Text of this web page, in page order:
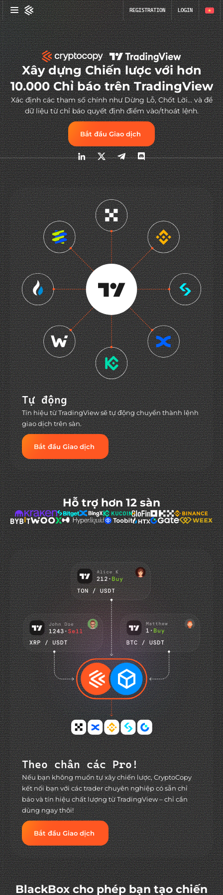
REGISTRATION LOGIN
Xây dựng Chiến lược với hơn
10.000 Chỉ báo trên TradingView
Xác định các tham số chính như Dừng Lỗ, Chốt Lời… và để
dữ liệu từ chỉ báo quyết định điểm vào/thoát lệnh.
Bắt đầu Giao dịch
Tự động
Tín hiệu từ TradingView sẽ tự động chuyển thành lệnh
giao dịch trên sàn.
Bắt đầu Giao dịch
Hỗ trợ hơn 12 sàn
Theo chân các Pro!
Nếu bạn không muốn tự xây chiến lược, CryptoCopy
kết nối bạn với các trader chuyên nghiệp có sẵn chỉ
báo và tín hiệu chất lượng từ TradingView – chỉ cần
dùng ngay thôi!
Bắt đầu Giao dịch
BlackBox cho phép bạn tạo chiến